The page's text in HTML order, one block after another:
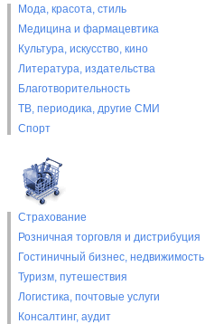
Мода, красота, стиль
Медицина и фармацевтика
Культура, искусство, кино
Литература, издательства
Благотворительность
ТВ, периодика, другие СМИ
Спорт
Страхование
Розничная торговля и дистрибуция
Гостиничный бизнес, недвижимость
Туризм, путешествия
Логистика, почтовые услуги
Консалтинг, аудит